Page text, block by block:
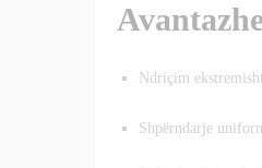
Ndriçim
Shpërndarje